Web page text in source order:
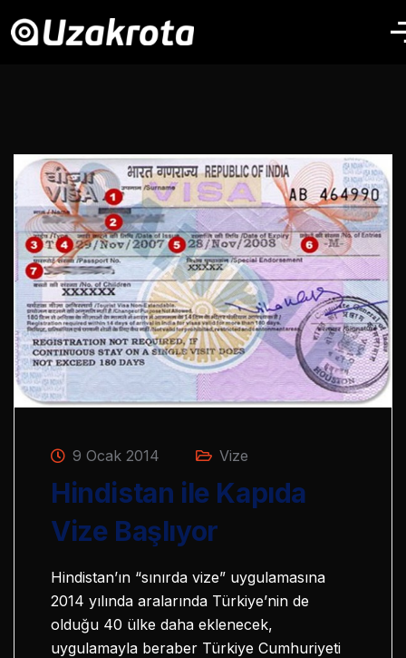
9 Ocak 2014 Vize
Hindistan ile Kapıda
Vize Başlıyor
Hindistan’ın “sınırda vize” uygulamasına
2014 yılında aralarında Türkiye’nin de
olduğu 40 ülke daha eklenecek,
uygulamayla beraber Türkiye Cumhuriyeti